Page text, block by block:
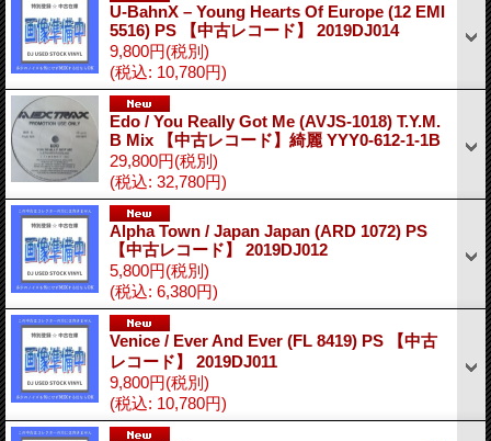
U-BahnX – Young Hearts Of Europe (12 EMI
5516) PS 【中古レコード】 2019DJ014
9,800円(税別)
(税込: 10,780円)
Edo / You Really Got Me (AVJS-1018) T.Y.M.
B Mix 【中古レコード】綺麗 YYY0-612-1-1B
29,800円(税別)
(税込: 32,780円)
Alpha Town ‎/ Japan Japan (ARD 1072) PS
【中古レコード】 2019DJ012
5,800円(税別)
(税込: 6,380円)
Venice / Ever And Ever (FL 8419) PS 【中古
レコード】 2019DJ011
9,800円(税別)
(税込: 10,780円)